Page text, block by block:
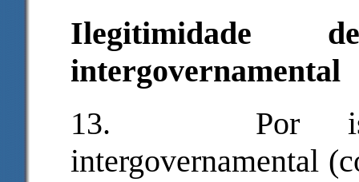
Ilegitimidade
intergovernamental
13. Por
intergovernamental